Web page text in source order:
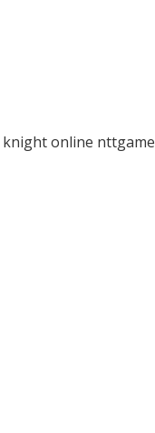
knight online nttgame